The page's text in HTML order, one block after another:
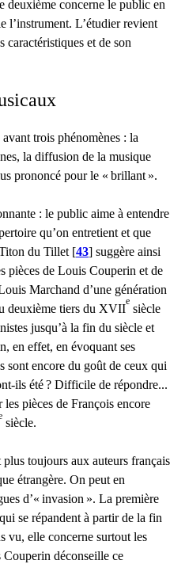
deuxième concerne le public en
l’instrument. L’étudier revient
caractéristiques et de son
trois phénomènes : la
la diffusion de la musique
prononcé pour le « brillant ».
: le public aime à entendre
qu’on entretient et que
du Tillet [43] suggère ainsi
pièces de Louis Couperin et de
Marchand d’une génération
deuxième tiers du XVII
e
siècle
jusqu’à la fin du siècle et
en effet, en évoquant ses
sont encore du goût de ceux qui
ils été? Difficile de répondre...
pièces de François encore
siècle.
plus toujours aux auteurs français
étrangère. On peut en
d’« invasion ». La première
se répandent à partir de la fin
vu, elle concerne surtout les
Couperin déconseille ce